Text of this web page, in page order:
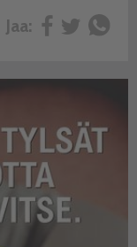
Jaa: